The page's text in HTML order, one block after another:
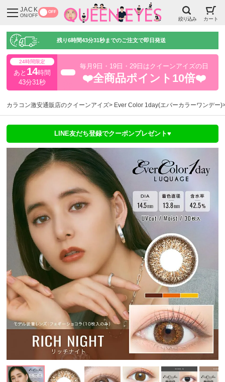
JACK
ON/OFF
OFF
絞り込み カート
残り6時間43分30秒までのご注文で即日発送
24時間限定
あと 14時間
43分31秒
毎月9日・19日・29日はクイーンアイズの日
❤️全商品ポイント10倍❤️
カラコン激安通販店のクイーンアイズ Ever Color 1day(エバーカラーワンデー)
LINE友だち登録でクーポンプレゼント♥